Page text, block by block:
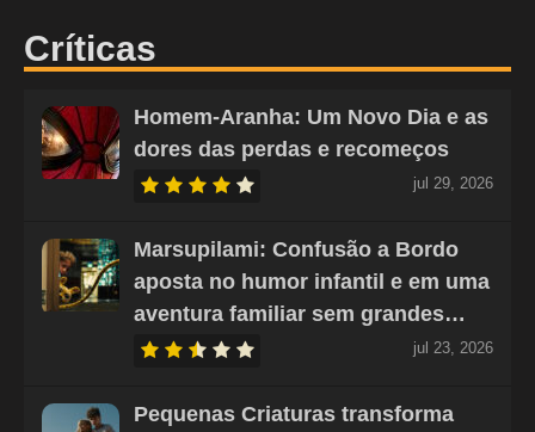
Críticas
Homem-Aranha: Um Novo Dia e as
dores das perdas e recomeços
jul 29, 2026
Marsupilami: Confusão a Bordo
aposta no humor infantil e em uma
aventura familiar sem grandes…
jul 23, 2026
Pequenas Criaturas transforma